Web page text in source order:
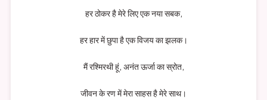
हर ठोकर है मेरे लिए एक नया सबक,
हर हार में छुपा है एक विजय का झलक।
मैं रश्मिरथी हूं, अनंत ऊर्जा का स्रोत,
जीवन के रण में मेरा साहस है मेरे साथ।